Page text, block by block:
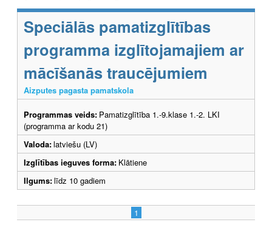
Speciālās pamatizglītības
programma izglītojamajiem ar
mācīšanās traucējumiem
Aizputes pagasta pamatskola
Programmas veids: Pamatizglītība 1.-9.klase 1.-2. LKI
(programma ar kodu 21)
Valoda:latviešu (LV)
Izglītības ieguves forma: Klātiene
Ilgums:līdz 10 gadiem
1